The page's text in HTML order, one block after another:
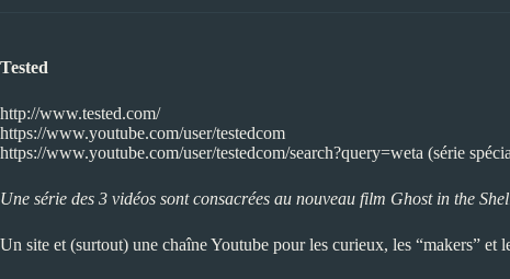
Tested
http://www.tested.com/
https://www.youtube.com/user/testedcom
https://www.youtube.com/user/testedcom/search?query=weta (série
Une série des 3 vidéos sont consacrées au nouveau film Ghost in the
Un site et (surtout) une chaîne Youtube pour les curieux, les “makers” et